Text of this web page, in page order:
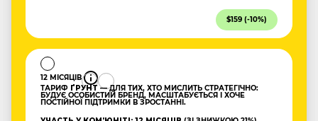
$159 (-10%)
12 МІСЯЦІВ
ТАРИФ ҐРУНТ — ДЛЯ ТИХ, ХТО МИСЛИТЬ СТРАТЕГІЧНО:
БУДУЄ ОСОБИСТИЙ БРЕНД, МАСШТАБУЄТЬСЯ І ХОЧЕ
ПОСТІЙНОЇ ПІДТРИМКИ В ЗРОСТАННІ.